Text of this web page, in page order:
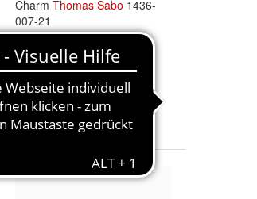
Charm Thomas Sabo 1436-
007-21
39,00 €
+ 9,90 € Versand